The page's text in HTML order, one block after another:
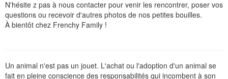
​N'hésite z pas à nous contacter pour venir les rencontrer, poser vos
questions ou recevoir d'autres photos de nos petites bouilles.
​À bientôt chez Frenchy Family !
Un animal n'est pas un jouet. L'achat ou l'adoption d'un animal se
fait en pleine conscience des responsabilités qui incombent à son